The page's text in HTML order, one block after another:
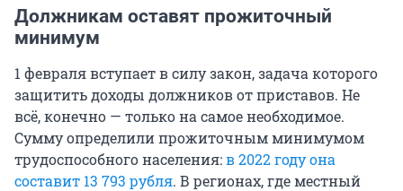
Должникам оставят прожиточный
минимум
1 февраля вступает в силу закон, задача которого
защитить доходы должников от приставов. Не
всё, конечно — только на самое необходимое.
Сумму определили прожиточным минимумом
трудоспособного населения:в 2022 году она
составит 13 793 рубля. В регионах, где местный